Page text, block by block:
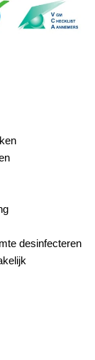
desinfecteren